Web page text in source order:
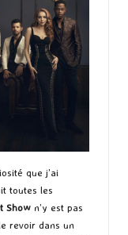
que j’ai
toutes les
Show n’y est pas
revoir dans un